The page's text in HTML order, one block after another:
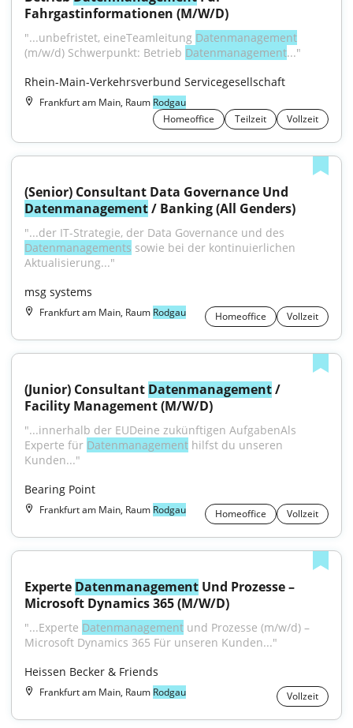
Fahrgastinformationen (M/W/D)
"...unbefristet, eineTeamleitung Datenmanagement
(m/w/d) Schwerpunkt: Betrieb Datenmanagement..."
Rhein-Main-Verkehrsverbund Servicegesellschaft
Frankfurt am Main, Raum Rodgau
Homeoffice
Teilzeit Vollzeit
Datenmanagement / Banking (All Genders)
Datenmanagements sowie bei der kontinuierlichen
Aktualisierung..."
msg systems
Frankfurt am Main, Raum Rodgau Homeoffice Vollzeit
(Junior) Consultant Datenmanagement /
Facility Management (M/W/D)
"...innerhalb der EUDeine zukünftigen AufgabenAls
Experte für Datenmanagement hilfst du unseren
Kunden..."
Bearing Point
Frankfurt am Main, Raum Rodgau Homeoffice Vollzeit
Experte Datenmanagement Und Prozesse –
Microsoft Dynamics 365 (M/W/D)
"...Experte Datenmanagement und Prozesse (m/w/d) –
Microsoft Dynamics 365 Für unseren Kunden..."
Heissen Becker & Friends
Frankfurt am Main, Raum Rodgau Vollzeit